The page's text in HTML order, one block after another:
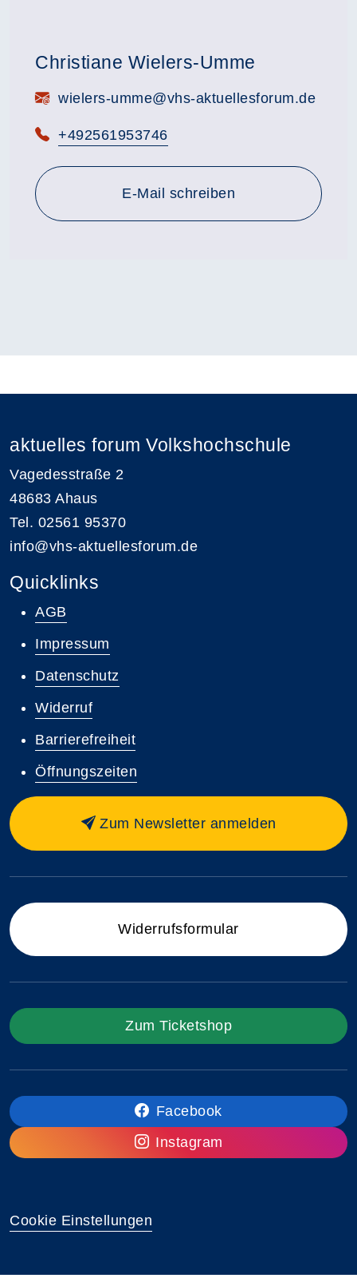
Christiane Wielers-Umme
E-Mail:wielers-umme@vhs-aktuellesforum.de
Telefon:
+492561953746
E-Mail schreiben
aktuelles forum Volkshochschule
Vagedesstraße 2
48683 Ahaus
Tel. 02561 95370
info@vhs-aktuellesforum.de
Quicklinks
AGB
Impressum
Datenschutz
Widerruf
Barrierefreiheit
Öffnungszeiten
Zum Newsletter anmelden
Widerrufsformular
Zum Ticketshop
Facebook
Instagram
Cookie Einstellungen